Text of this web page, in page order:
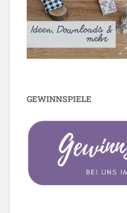
GEWINNSPIELE